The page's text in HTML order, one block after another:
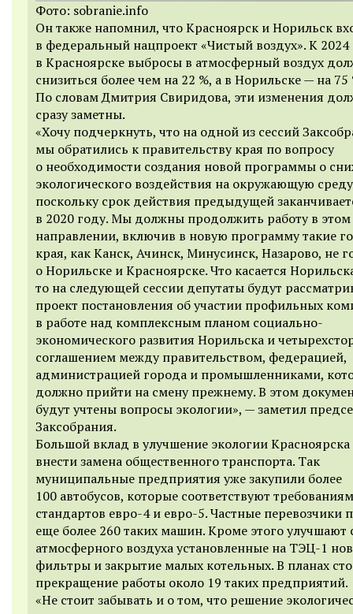
Фото: sobranie.info
Он также напомнил, что Красноярск и Норильск
в федеральный нацпроект «Чистый воздух». К 2024
в Красноярске выбросы в атмосферный воздух
снизиться более чем на 22 %, а в Норильске — на 75
По словам Дмитрия Свиридова, эти изменения
сразу заметны.
«Хочу подчеркнуть, что на одной из сессий
мы обратились к правительству края по вопросу
о необходимости создания новой программы о
экологического воздействия на окружающую
поскольку срок действия предыдущей
в 2020 году. Мы должны продолжить работу в этом
направлении, включив в новую программу такие
края, как Канск, Ачинск, Минусинск, Назарово, не
о Норильске и Красноярске. Что касается
то на следующей сессии депутаты будут
проект постановления об участии профильных
в работе над комплексным планом социально-
экономического развития Норильска и
соглашением между правительством, федерацией,
администрацией города и промышленниками,
должно прийти на смену прежнему. В этом
будут учтены вопросы экологии», — заметил
Заксобрания.
Большой вклад в улучшение экологии
внести замена общественного транспорта. Так
муниципальные предприятия уже закупили более
100 автобусов, которые соответствуют требованиям
стандартов евро-4 и евро-5. Частные перевозчики
еще более 260 таких машин. Кроме этого улучшают
атмосферного воздуха установленные на ТЭЦ-1
фильтры и закрытие малых котельных. В планах
прекращение работы около 19 таких предприятий.
«Не стоит забывать и о том, что решение